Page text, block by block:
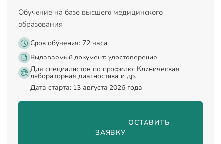
Обучение на базе высшего медицинского
образования
Срок обучения: 72 часа
Выдаваемый документ: удостоверение
Для специалистов по профилю: Клиническая
лабораторная диагностика и др.
Дата старта: 13 августа 2026 года
                                ОСТАВИТЬ
ЗАЯВКУ